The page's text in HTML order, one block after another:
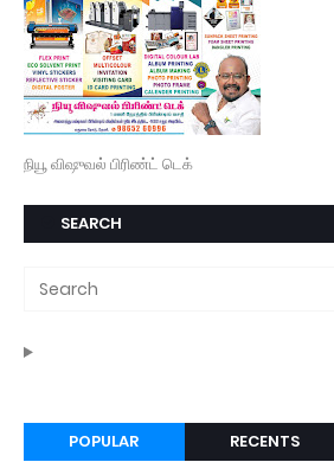
நியூ விஷுவல் பிரிண்ட் டெக்
SEARCH
POPULAR RECENTS